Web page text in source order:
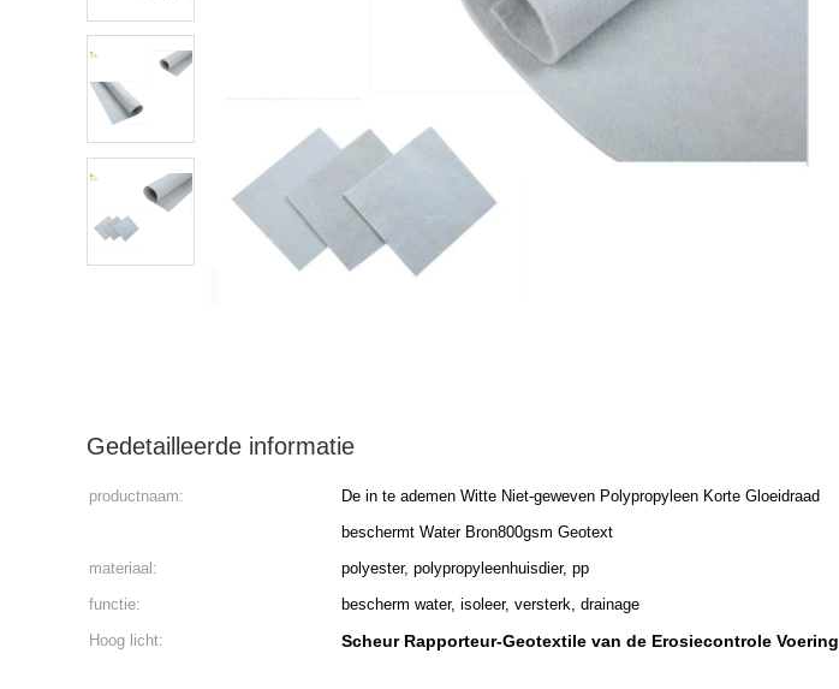
Gedetailleerde informatie
productnaam:
De in te ademen Witte Niet-geweven Polypropyleen Korte Gloeidraad
beschermt Water Bron800gsm Geotext
materiaal: polyester, polypropyleenhuisdier, pp
functie:
bescherm water, isoleer, versterk, drainage
Hoog licht:
Scheur Rapporteur-Geotextile van de Erosiecontrole Voering